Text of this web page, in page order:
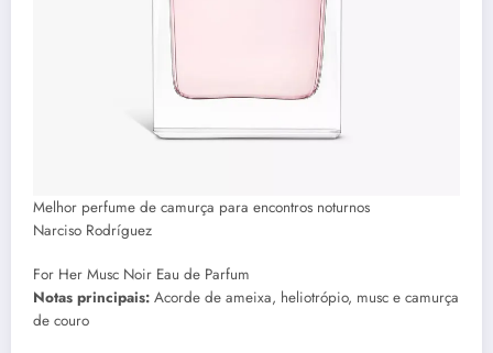
Melhor perfume de camurça para encontros noturnos
Narciso Rodríguez
For Her Musc Noir Eau de Parfum
Notas principais: Acorde de ameixa, heliotrópio, musc e camurça
de couro